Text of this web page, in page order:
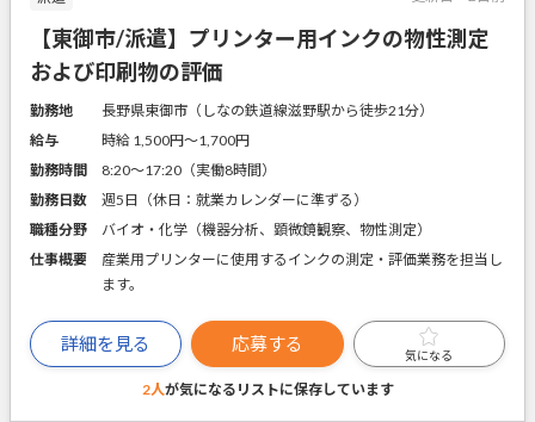
【東御市/派遣】プリンター用インクの物性測定
および印刷物の評価
勤務地
長野県東御市（しなの鉄道線滋野駅から徒歩21分）
給与
時給 1,500円〜1,700円
勤務時間
8:20～17:20（実働8時間）
勤務日数
週5日（休日：就業カレンダーに準ずる）
職種分野
バイオ・化学（機器分析、顕微鏡観察、物性測定）
仕事概要
産業用プリンターに使用するインクの測定・評価業務を担当し
ます。
詳細を見る 応募する
気になる
2人が気になるリストに保存しています